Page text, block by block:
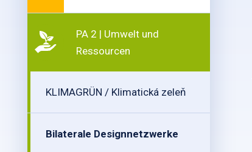
PA 2 | Umwelt und
Ressourcen
KLIMAGRÜN / Klimatická zeleň
Bilaterale Designnetzwerke